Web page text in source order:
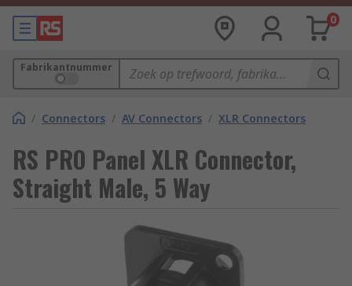
0
Fabrikantnummer
/ Connectors / AV Connectors / XLR Connectors
RS PRO Panel XLR Connector,
Straight Male, 5 Way